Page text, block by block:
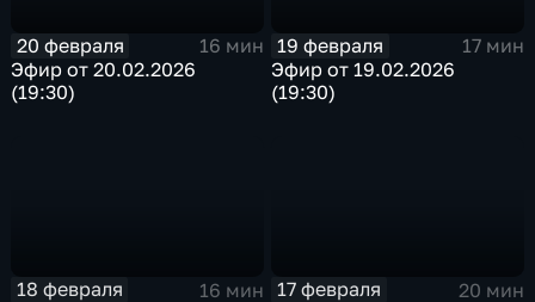
20 февраля
16 мин
Эфир от 20.02.2026
(19:30)
19 февраля
17 мин
Эфир от 19.02.2026
(19:30)
18 февраля
16 мин
17 февраля
20 мин